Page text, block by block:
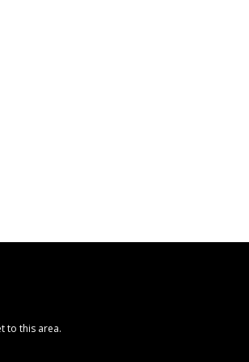
to this area.